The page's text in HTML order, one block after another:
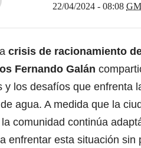
22/04/2024 - 08:08
crisis de racionamiento
Fernando Galán
y los desafíos que enfrenta
agua. A medida que la
comunidad continúa
enfrentar esta situación sin